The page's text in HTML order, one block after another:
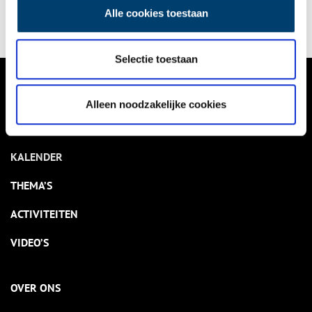
Alle cookies toestaan
Selectie toestaan
Alleen noodzakelijke cookies
NIEUWS
KALENDER
THEMA’S
ACTIVITEITEN
VIDEO’S
OVER ONS